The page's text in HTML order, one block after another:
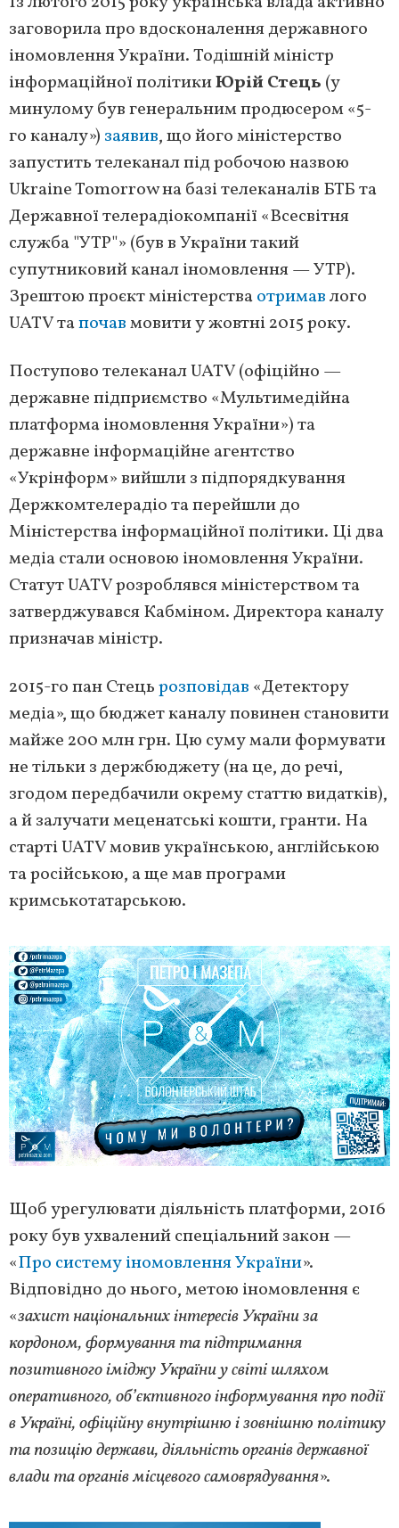
заговорила про вдосконалення державного
іномовлення України. Тодішній міністр
інформаційної політикиЮрій Стець (у
минулому був генеральним продюсером «5-
го каналу») заявив, що його міністерство
запустить телеканал під робочою назвою
Ukraine Tomorrow на базі телеканалів БТБ та
Державної телерадіокомпанії «Всесвітня
служба "УТР"» (був в України такий
супутниковий канал іномовлення — УТР).
Зрештою проєкт міністерстваотримавлого
UATV тапочавмовити у жовтні 2015 року.
Поступово телеканал UATV (офіційно —
державне підприємство «Мультимедійна
платформа іномовлення України») та
державне інформаційне агентство
«Укрінформ» вийшли з підпорядкування
Держкомтелерадіо та перейшли до
Міністерства інформаційної політики. Ці два
медіа стали основою іномовлення України.
Статут UATV розроблявся міністерством та
затверджувався Кабміном. Директора каналу
призначав міністр.
2015-го пан Стецьрозповідав «Детектору
медіа», що бюджет каналу повинен становити
майже 200 млн грн. Цю суму мали формувати
не тільки з держбюджету (на це, до речі,
згодом передбачили окрему статтю видатків),
а й залучати меценатські кошти, гранти. На
старті UATV мовив українською, англійською
та російською, а ще мав програми
кримськотатарською.
Щоб урегулювати діяльність платформи, 2016
року був ухвалений спеціальний закон —
«Про систему іномовлення України».
Відповідно до нього, метою іномовлення є
«захист національних інтересів України за
кордоном, формування та підтримання
позитивного іміджу України у світі шляхом
оперативного, об’єктивного інформування про події
в Україні, офіційну внутрішню і зовнішню політику
та позицію держави, діяльність органів державної
влади та органів місцевого самоврядування».